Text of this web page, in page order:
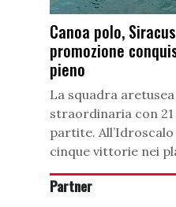
Canoa polo,
promozione
pieno
La squadra
straordinaria con
partite.
cinque vittorie nei
Partner